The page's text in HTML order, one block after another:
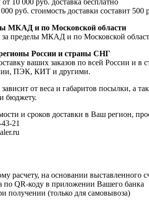
10 000 руб. доставка бесплатно
руб. стоимость доставки составит 500
МКАД и по Московской области
пределы МКАД и по Московской
России и страны СНГ
ваших заказов по всей России и
ПЭК, КИТ и другими.
от веса и габаритов посылки, а
бюджету.
и сроков доставки в Ваш регион,
21
расчету, на основании выставленного
по QR-коду в приложении Вашего банка
получении (только для самовывоза)